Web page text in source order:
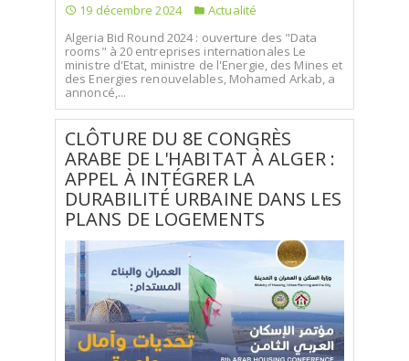
19 décembre 2024
Actualité
Algeria Bid Round 2024 : ouverture des "Data
rooms" à 20 entreprises internationales Le
ministre d'Etat, ministre de l'Energie, des Mines et
des Energies renouvelables, Mohamed Arkab, a
annoncé,...
CLÔTURE DU 8E CONGRÈS
ARABE DE L'HABITAT À ALGER :
APPEL À INTÉGRER LA
DURABILITÉ URBAINE DANS LES
PLANS DE LOGEMENTS